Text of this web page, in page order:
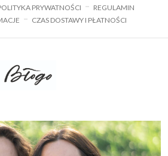
PRYWATNOŚCI
REGULAMIN
CZAS DOSTAWY I PŁATNOŚCI